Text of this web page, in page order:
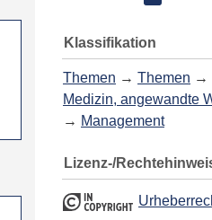
Klassifikation
Themen → Themen →
Medizin, angewandte
→ Management
Lizenz-/